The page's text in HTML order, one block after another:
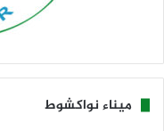
ميناء نواكشوط